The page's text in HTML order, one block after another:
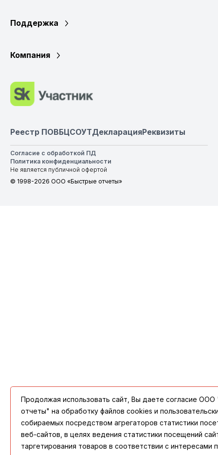
Поддержка
Компания
Реестр ПОВБЦСОУТДекларацияРеквизиты
Согласие с обработкой ПД
Политика конфиденциальности
Не является публичной офертой
© 1998-2026 ООО «Быстрые отчеты»
Продолжая использовать сайт, Вы даете согласие
отчеты" на обработку файлов cookies и
собираемых посредством агрегаторов статистики
веб-сайтов, в целях ведения статистики посещений
таргетирования товаров в соответствии с интересами